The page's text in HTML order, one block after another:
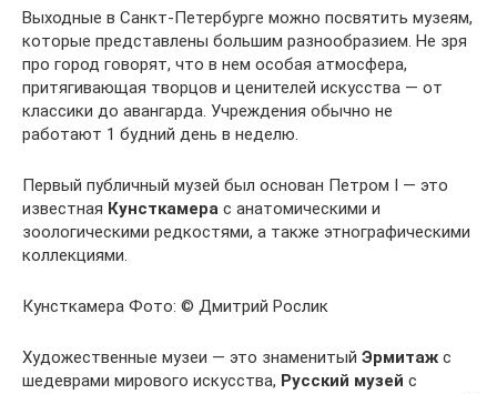
Выходные в Санкт-Петербурге можно посвятить музеям,
которые представлены большим разнообразием. Не зря
про город говорят, что в нем особая атмосфера,
притягивающая творцов и ценителей искусства — от
классики до авангарда. Учреждения обычно не
работают 1 будний день в неделю.
Первый публичный музей был основан Петром I — это
известная Кунсткамера с анатомическими и
зоологическими редкостями, а также этнографическими
коллекциями.
Кунсткамера Фото: © Дмитрий Рослик
Художественные музеи — это знаменитый Эрмитаж с
шедеврами мирового искусства, Русский музей с